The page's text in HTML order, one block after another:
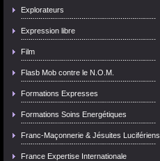
Explorateurs
Expression libre
Film
Flasb Mob contre le N.O.M.
Formations Expresses
Formations Soins Energétiques
Franc-Maçonnerie & Jésuites Lucifériens
France Expertise Internationale